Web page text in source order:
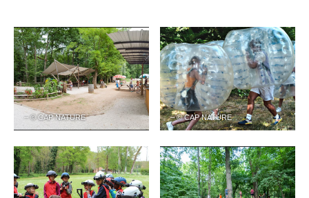
– © CAP NATURE – © CAP NATURE